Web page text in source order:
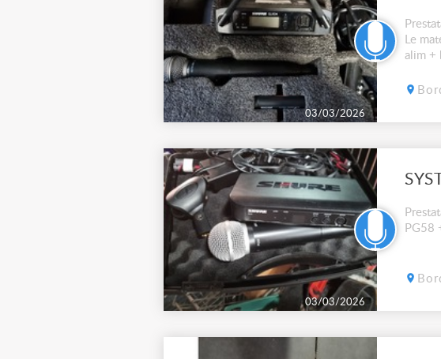
03/03/2026
Le
alim +
03/03/2026
PG58